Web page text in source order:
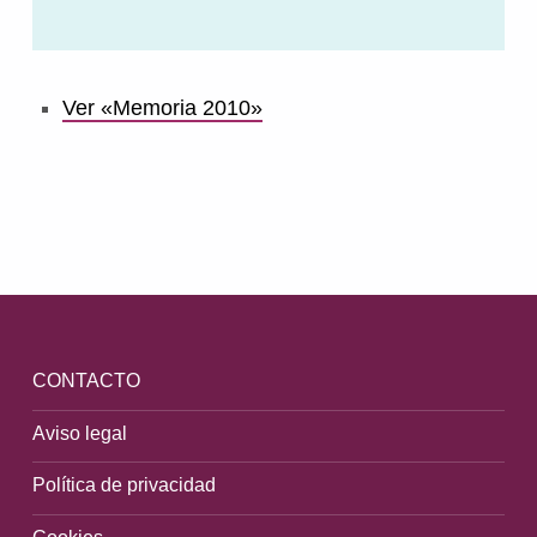
Ver «Memoria 2010»
CONTACTO
Aviso legal
Política de privacidad